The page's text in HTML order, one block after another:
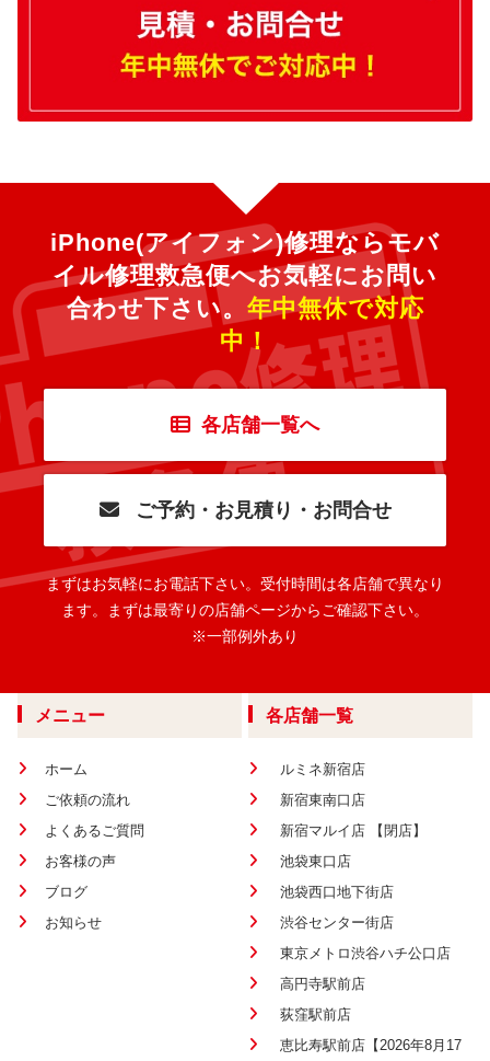
iPhone(アイフォン)修理ならモバ
イル修理救急便へお気軽にお問い
合わせ下さい。 年中無休で対応
中！
各店舗一覧へ
ご予約・お見積り・お問合せ
まずはお気軽にお電話下さい。 受付時間は各店舗で異なり
ます。
まずは最寄りの店舗ページからご確認下さい。
※一部例外あり
メニュー
ホーム
ご依頼の流れ
よくあるご質問
お客様の声
ブログ
お知らせ
各店舗一覧
ルミネ新宿店
新宿東南口店
新宿マルイ店 【閉店】
池袋東口店
池袋西口地下街店
渋谷センター街店
東京メトロ渋谷ハチ公口店
高円寺駅前店
荻窪駅前店
恵比寿駅前店【2026年8月17